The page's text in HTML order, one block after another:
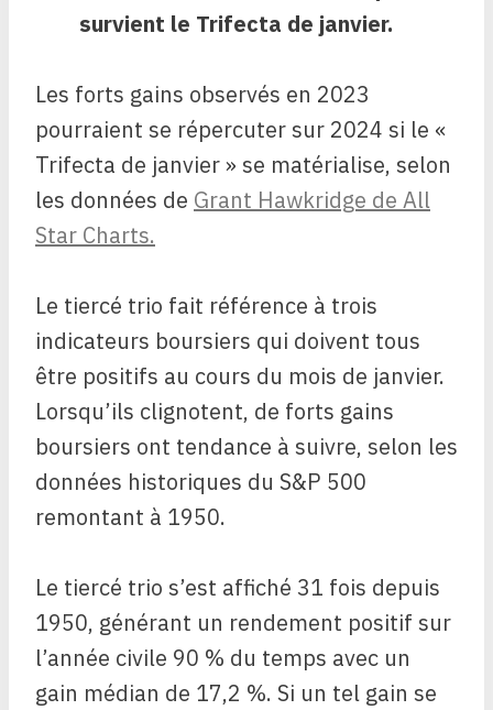
survient le Trifecta de janvier.
Les forts gains observés en 2023
pourraient se répercuter sur 2024 si le «
Trifecta de janvier » se matérialise, selon
les données de Grant Hawkridge de All
Star Charts.
Le tiercé trio fait référence à trois
indicateurs boursiers qui doivent tous
être positifs au cours du mois de janvier.
Lorsqu’ils clignotent, de forts gains
boursiers ont tendance à suivre, selon les
données historiques du S&P 500
remontant à 1950.
Le tiercé trio s’est affiché 31 fois depuis
1950, générant un rendement positif sur
l’année civile 90 % du temps avec un
gain médian de 17,2 %. Si un tel gain se